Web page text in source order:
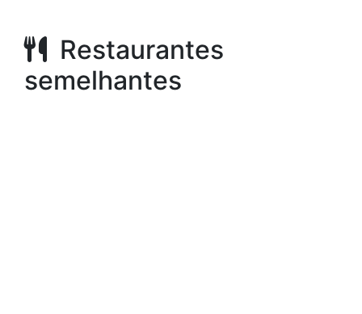
Restaurantes
semelhantes